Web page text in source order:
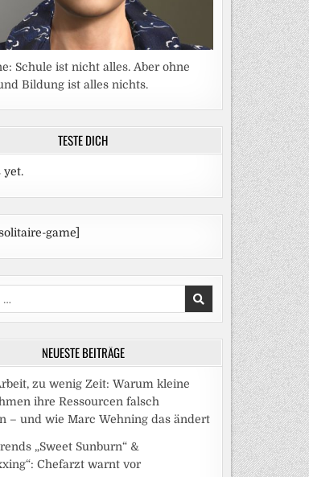
Schule ist nicht alles. Aber ohne
Bildung ist alles nichts.
TESTE DICH
yet.
game]
NEUESTE BEITRÄGE
zu wenig Zeit: Warum kleine
ihre Ressourcen falsch
– und wie Marc Wehning das ändert
„Sweet Sunburn“ &
Chefarzt warnt vor